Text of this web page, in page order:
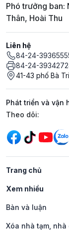
Phó trưởng ban:
Thân, Hoài Thu
Liên hệ
84-24-
84-24-
41-43 phố Bà
Phát triển và vận
Mạng xã
Theo dõi:
Trang chủ
Xem nhiều
Bàn và luận
Xóa nhà tạm, nhà